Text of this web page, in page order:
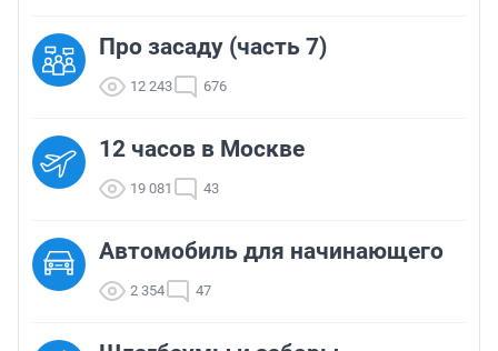
Про засаду (часть 7)
12 243 676
12 часов в Москве
19 081 43
Автомобиль для начинающего
2 354 47